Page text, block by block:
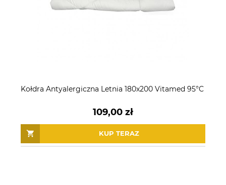
Kołdra Antyalergiczna Letnia 180x200 Vitamed 95°C
109,00 zł
KUP TERAZ